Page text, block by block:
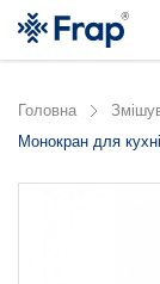
Головна
Монокран для